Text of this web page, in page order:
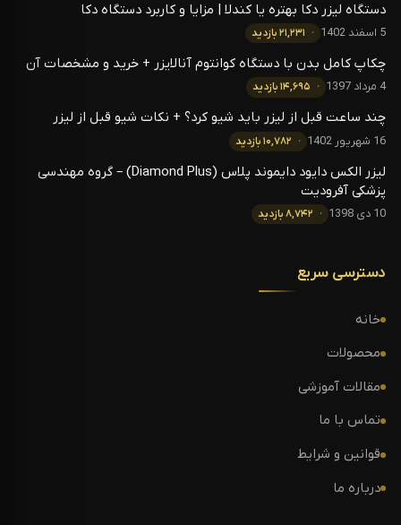
دستگاه لیزر دکا بهتره یا کندلا | مزایا و کاربرد دستگاه دکا
5 اسفند 1402 ۲۱,۲۳۱ بازدید
چکاپ کامل بدن با دستگاه کوانتوم آنالایزر + خرید و مشخصات آن
4 مرداد 1397 ۱۴,۶۹۵ بازدید
چند ساعت قبل از لیزر باید شیو کرد؟ + نکات شیو قبل از لیزر
16 شهریور 1402 ۱۰,۷۸۲ بازدید
لیزر الکس دایود دایموند پلاس (Diamond Plus) – گروه مهندسی
پزشکی آفرودیت
10 دی 1398 ۸,۷۴۲ بازدید
دسترسی سریع
خانه
محصولات
مقالات آموزشی
تماس با ما
قوانین و شرایط
درباره ما